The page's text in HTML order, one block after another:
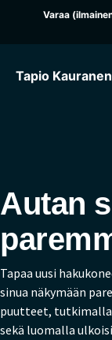
Varaa
Tapio Kauranen
Autan
Tapaa uusi
sinua näkymään
puutteet, tutkimalla
sekä luomalla